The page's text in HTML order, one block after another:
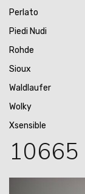
Perlato
Piedi Nudi
Rohde
Sioux
Waldlaufer
Wolky
Xsensible
10665